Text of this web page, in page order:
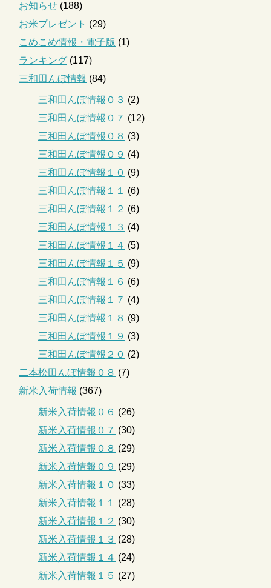
お知らせ (188)
お米プレゼント (29)
こめこめ情報・電子版 (1)
ランキング (117)
三和田んぼ情報 (84)
三和田んぼ情報０３ (2)
三和田んぼ情報０７ (12)
三和田んぼ情報０８ (3)
三和田んぼ情報０９ (4)
三和田んぼ情報１０ (9)
三和田んぼ情報１１
(6)
三和田んぼ情報１２ (6)
三和田んぼ情報１３ (4)
三和田んぼ情報１４ (5)
三和田んぼ情報１５ (9)
三和田んぼ情報１６ (6)
三和田んぼ情報１７ (4)
三和田んぼ情報１８ (9)
三和田んぼ情報１９ (3)
三和田んぼ情報２０ (2)
二本松田んぼ情報０８ (7)
新米入荷情報 (367)
新米入荷情報０６ (26)
新米入荷情報０７ (30)
新米入荷情報０８ (29)
新米入荷情報０９ (29)
新米入荷情報１０ (33)
新米入荷情報１１
(28)
新米入荷情報１２ (30)
新米入荷情報１３ (28)
新米入荷情報１４ (24)
新米入荷情報１５ (27)